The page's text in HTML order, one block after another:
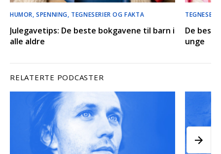
HUMOR, SPENNING, TEGNESERIER OG FAKTA
Julegavetips: De beste bokgavene til barn i
alle aldre
De
unge
RELATERTE PODCASTER